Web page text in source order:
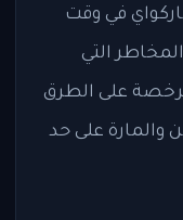
في وقت
المخاطر التي
على الطرق
والمارة على حد